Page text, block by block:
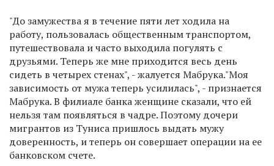
"До замужества я в течение пяти лет ходила на
работу, пользовалась общественным транспортом,
путешествовала и часто выходила погулять с
друзьями. Теперь же мне приходится весь день
сидеть в четырех стенах", - жалуется Мабрука."Моя
зависимость от мужа теперь усилилась", - признается
Мабрука. В филиале банка женщине сказали, что ей
нельзя там появляться в чадре. Поэтому дочери
мигрантов из Туниса пришлось выдать мужу
доверенность, и теперь он совершает операции на ее
банковском счете.